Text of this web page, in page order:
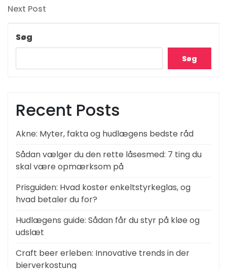
Next
Next Post
Søg
Søg
Recent Posts
Akne: Myter, fakta og hudlægens bedste råd
Sådan vælger du den rette låsesmed: 7 ting du
skal være opmærksom på
Prisguiden: Hvad koster enkeltstyrkeglas, og
hvad betaler du for?
Hudlægens guide: Sådan får du styr på kløe og
udslæt
Craft beer erleben: Innovative trends in der
bierverkostung